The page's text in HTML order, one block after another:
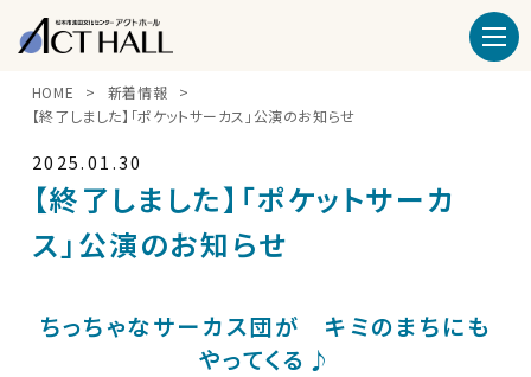
HOME
新着情報
【終了しました】「ポケットサーカス」公演のお知らせ
2025.01.30
【終了しました】「ポケットサーカ
ス」公演のお知らせ
ちっちゃなサーカス団が キミのまちにも
やってくる♪